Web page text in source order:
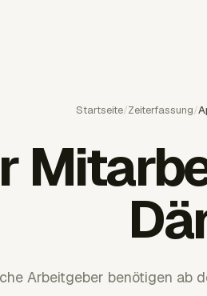
Startseite/Zeiterfassung/
Arbeitgeber benötigen ab